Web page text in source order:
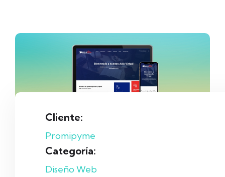
Cliente:
Promipyme
Categoría:
Diseño Web